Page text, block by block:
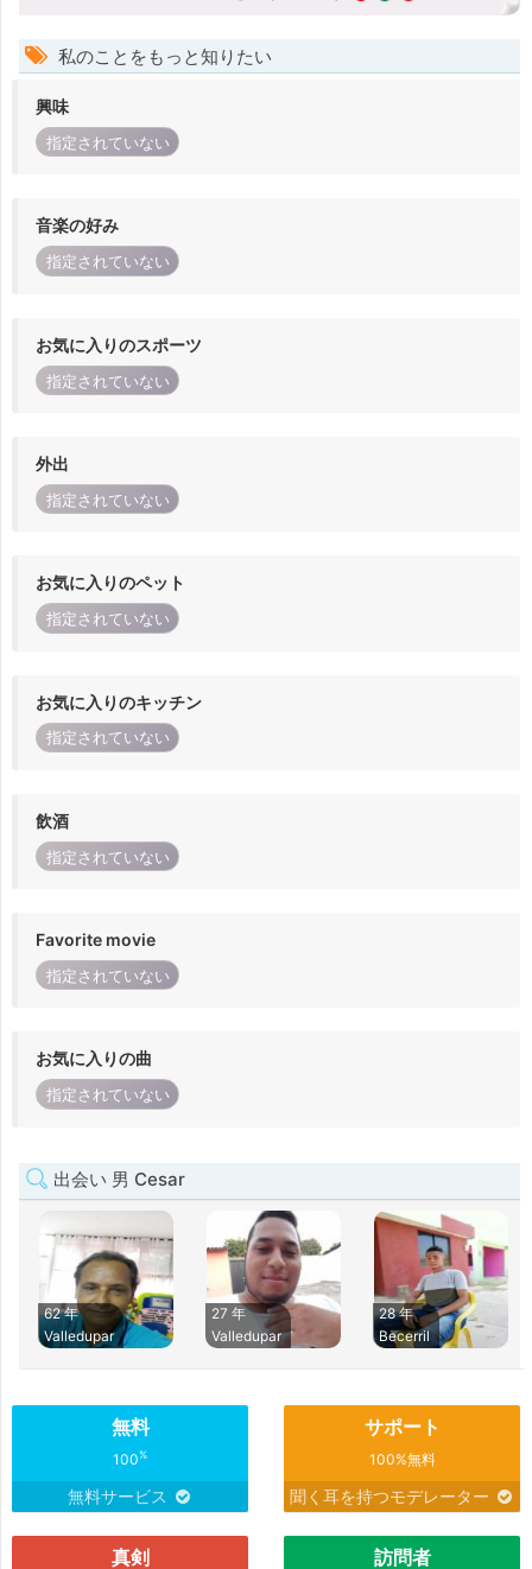
私のことをもっと知りたい
興味
指定されていない
音楽の好み
指定されていない
お気に入りのスポーツ
指定されていない
外出
指定されていない
お気に入りのペット
指定されていない
お気に入りのキッチン
指定されていない
飲酒
指定されていない
Favorite movie
指定されていない
お気に入りの曲
指定されていない
出会い 男 Cesar
62 年
Valledupar
27 年
Valledupar
28 年
Becerril
無料
100%
無料サービス
サポート
100%無料
聞く耳を持つモデレーター
真剣 訪問者